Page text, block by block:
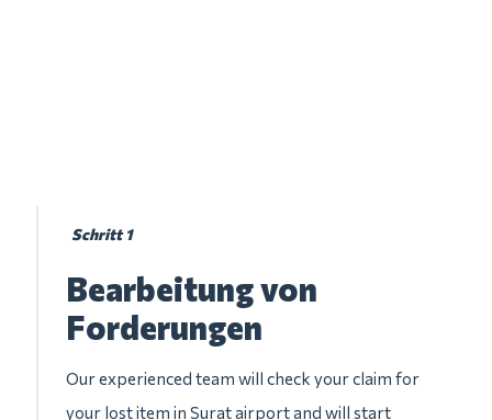
Schritt 1
Bearbeitung von
Forderungen
Our experienced team will check your claim for
your lost item in Surat airport and will start